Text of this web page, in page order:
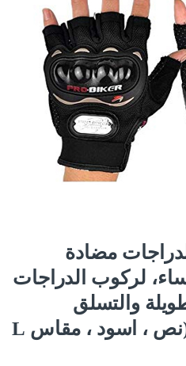
مضادة
لركوب الدراجات
والتسلق
والأنشطة الخارجية (نص ، اسود ، مقاس L